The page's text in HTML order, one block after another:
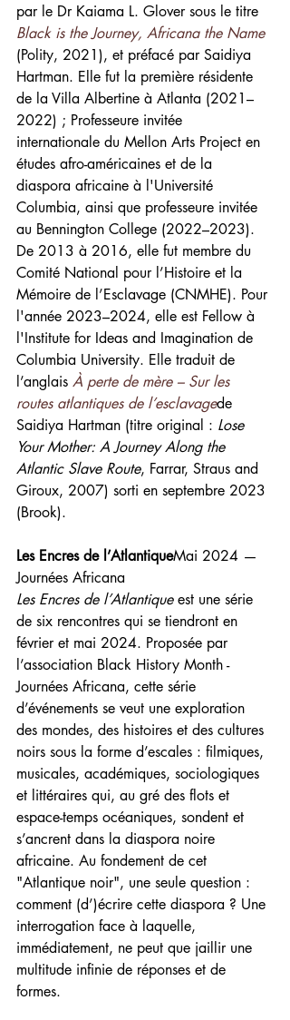
par le Dr Kaiama L. Glover sous le titre
Black is the Journey, Africana the Name
(Polity, 2021), et préfacé par Saidiya
Hartman. Elle fut la première résidente
de la Villa Albertine à Atlanta (2021–
2022) ; Professeure invitée
internationale du Mellon Arts Project en
études afro-américaines et de la
diaspora africaine à l'Université
Columbia, ainsi que professeure invitée
au Bennington College (2022–2023).
De 2013 à 2016, elle fut membre du
Comité National pour l’Histoire et la
Mémoire de l’Esclavage (CNMHE). Pour
l'année 2023–2024, elle est Fellow à
l'Institute for Ideas and Imagination de
Columbia University. Elle traduit de
l’anglais À perte de mère – Sur les
routes atlantiques de l’esclavagede
Saidiya Hartman (titre original : Lose
Your Mother: A Journey Along the
Atlantic Slave Route, Farrar, Straus and
Giroux, 2007) sorti en septembre 2023
(Brook).
Les Encres de l’AtlantiqueMai 2024 —
Journées Africana
Les Encres de l’Atlantique est une série
de six rencontres qui se tiendront en
février et mai 2024. Proposée par
l’association Black History Month -
Journées Africana, cette série
d’événements se veut une exploration
des mondes, des histoires et des cultures
noirs sous la forme d’escales : filmiques,
musicales, académiques, sociologiques
et littéraires qui, au gré des flots et
espace-temps océaniques, sondent et
s’ancrent dans la diaspora noire
africaine. Au fondement de cet
"Atlantique noir", une seule question :
comment (d’)écrire cette diaspora ? Une
interrogation face à laquelle,
immédiatement, ne peut que jaillir une
multitude infinie de réponses et de
formes.